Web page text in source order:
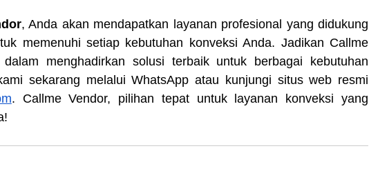
, Anda akan mendapatkan layanan profesional yang didukung
memenuhi setiap kebutuhan konveksi Anda. Jadikan Callme
menghadirkan solusi terbaik untuk berbagai kebutuhan
sekarang melalui WhatsApp atau kunjungi situs web resmi
. Callme Vendor, pilihan tepat untuk layanan konveksi yang